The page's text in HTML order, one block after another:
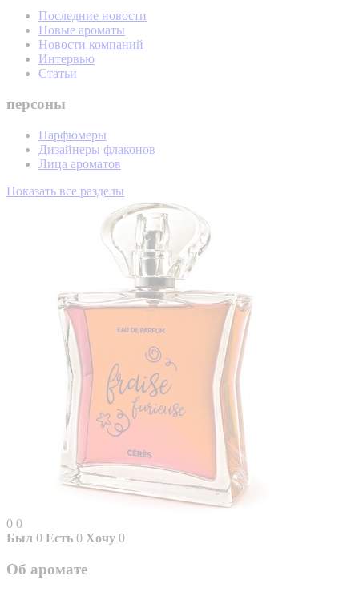
Последние новости
Новые ароматы
Новости компаний
Интервью
Статьи
персоны
Парфюмеры
Дизайнеры флаконов
Лица ароматов
Показать все разделы
0 0
Был 0 Есть 0 Хочу 0
Об аромате